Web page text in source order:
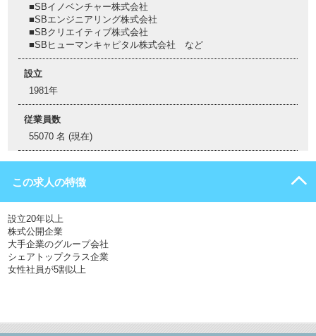
■SBイノベンチャー株式会社
■SBエンジニアリング株式会社
■SBクリエイティブ株式会社
■SBヒューマンキャピタル株式会社 など
設立
1981年
従業員数
55070 名 (現在)
この求人の特徴
設立20年以上
株式公開企業
大手企業のグループ会社
シェアトップクラス企業
女性社員が5割以上